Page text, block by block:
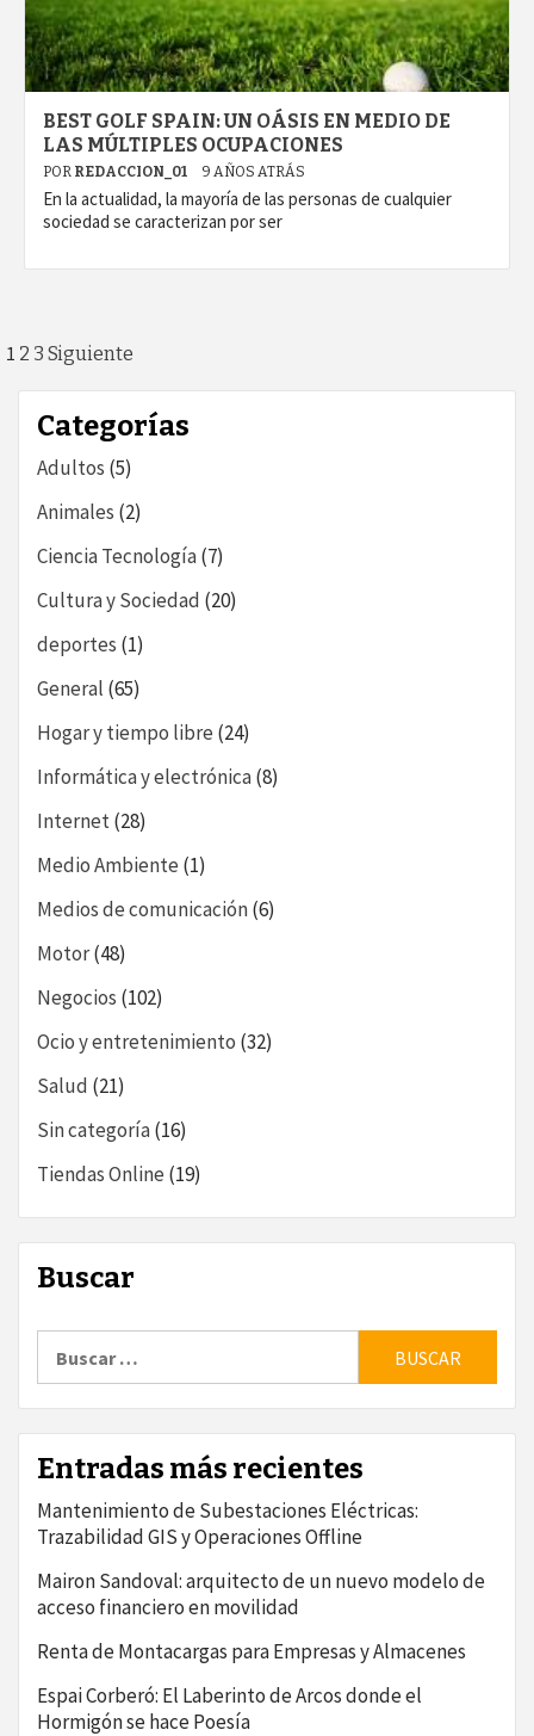
BEST GOLF SPAIN: UN OÁSIS EN MEDIO DE
LAS MÚLTIPLES OCUPACIONES
POR REDACCION_01 9 AÑOS ATRÁS
En la actualidad, la mayoría de las personas de cualquier
sociedad se caracterizan por ser
Paginación
de
entradas
1 2 3 Siguiente
Categorías
Adultos (5)
Animales (2)
Ciencia Tecnología(7)
Cultura y Sociedad (20)
deportes (1)
General (65)
Hogar y tiempo libre (24)
Informática y electrónica(8)
Internet(28)
Medio Ambiente (1)
Medios de comunicación(6)
Motor(48)
Negocios (102)
Ocio y entretenimiento (32)
Salud (21)
Sin categoría(16)
Tiendas Online (19)
Buscar
Entradas más recientes
Mantenimiento de Subestaciones Eléctricas:
Trazabilidad GIS y Operaciones Offline
Mairon Sandoval: arquitecto de un nuevo modelo de
acceso financiero en movilidad
Renta de Montacargas para Empresas y Almacenes
Espai Corberó: El Laberinto de Arcos donde el
Hormigón se hace Poesía